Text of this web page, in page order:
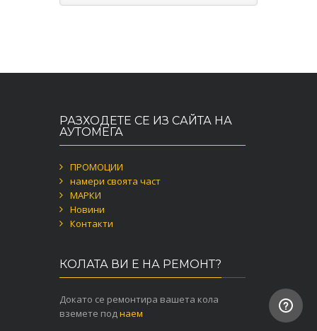
РАЗХОДЕТЕ СЕ ИЗ САЙТА НА
АУТОМЕГА
ПРОМОЦИИ
намери своята част
МАРКИ
Новини
Контакти
КОЛАТА ВИ Е НА РЕМОНТ?
Докато се ремонтира вашета кола
вземете поднаем